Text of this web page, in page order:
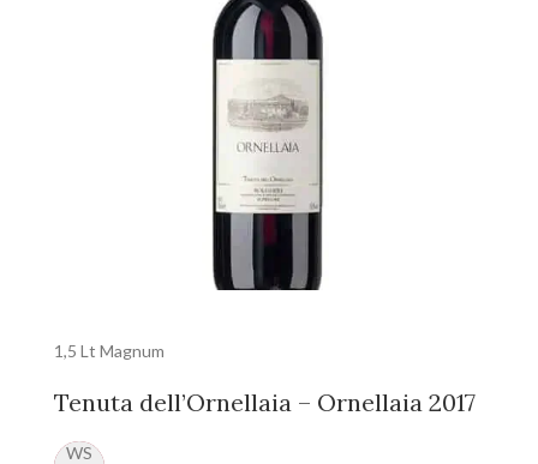
1,5 Lt Magnum
Tenuta dell’Ornellaia – Ornellaia 2017
WS